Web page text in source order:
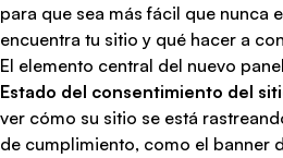
para que sea más fácil que nunca
encuentra tu sitio y qué hacer a
El elemento central del nuevo
Estado del consentimiento del
ver cómo su sitio se está
de cumplimiento, como el banner